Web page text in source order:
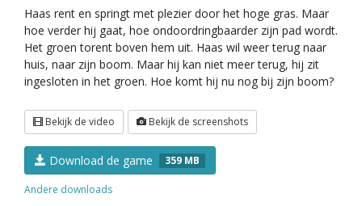
Haas rent en springt met plezier door het hoge gras. Maar
hoe verder hij gaat, hoe ondoordringbaarder zijn pad wordt.
Het groen torent boven hem uit. Haas wil weer terug naar
huis, naar zijn boom. Maar hij kan niet meer terug, hij zit
ingesloten in het groen. Hoe komt hij nu nog bij zijn boom?
Bekijk de video Bekijk de screenshots
Download de game 359 MB
Andere downloads